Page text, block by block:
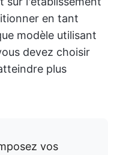
en tant
modèle utilisant
devez choisir
plus
vos